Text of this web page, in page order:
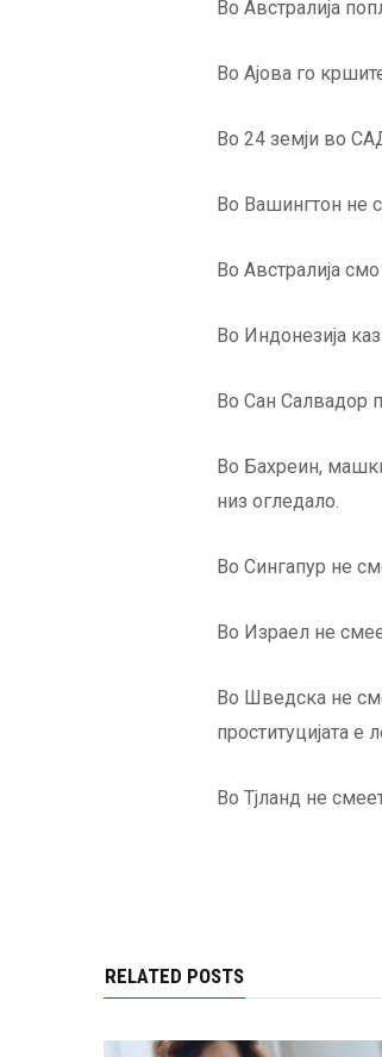
Во Австралија
Во Ајова го
Во 24 земји во
Во Вашингтон не
Во Австралија
Во Индонезија
Во Сан Салвадор
Во Бахреин,
низ огледало.
Во Сингапур не
Во Израел не
Во Шведска не
проституцијата е
Во Тјланд не
RELATED POSTS